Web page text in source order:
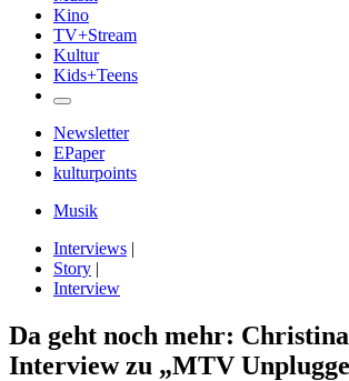
Kino
TV+Stream
Kultur
Kids+Teens
Newsletter
EPaper
kulturpoints
Musik
Interviews |
Story |
Interview
Da geht noch mehr:
Interview zu „MTV